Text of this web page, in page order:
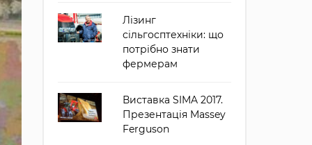
Лізинг
сільгосптехніки: що
потрібно знати
фермерам
Виставка SIMA 2017.
Презентація Massey
Ferguson